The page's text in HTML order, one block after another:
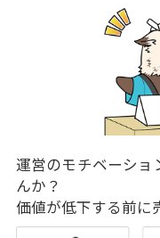
運営のモチベーショ
んか？
価値が低下する前に